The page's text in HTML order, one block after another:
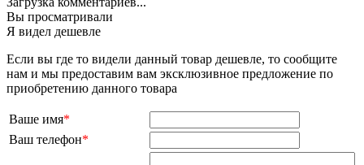
Вы просматривали
Я видел дешевле
Если вы где то видели данный товар дешевле, то сообщите
нам и мы предоставим вам эксклюзивное предложение по
приобретению данного товара
Ваше имя*
Ваш телефон*